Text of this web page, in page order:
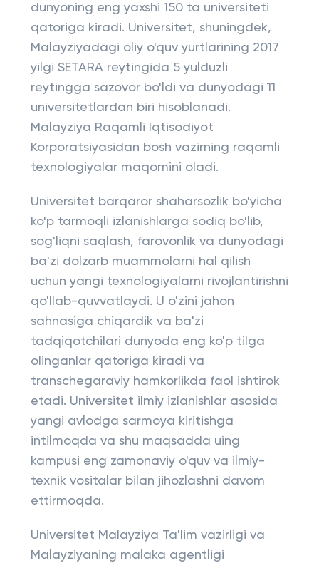
dunyoning eng yaxshi 150 ta universiteti
qatoriga kiradi. Universitet, shuningdek,
Malayziyadagi oliy o'quv yurtlarining 2017
yilgi SETARA reytingida 5 yulduzli
reytingga sazovor bo'ldi va dunyodagi 11
universitetlardan biri hisoblanadi.
Malayziya Raqamli Iqtisodiyot
Korporatsiyasidan bosh vazirning raqamli
texnologiyalar maqomini oladi.
Universitet barqaror shaharsozlik bo'yicha
ko'p tarmoqli izlanishlarga sodiq bo'lib,
sog'liqni saqlash, farovonlik va dunyodagi
ba'zi dolzarb muammolarni hal qilish
uchun yangi texnologiyalarni rivojlantirishni
qo'llab-quvvatlaydi. U o'zini jahon
sahnasiga chiqardik va ba'zi
tadqiqotchilari dunyoda eng ko'p tilga
olinganlar qatoriga kiradi va
transchegaraviy hamkorlikda faol ishtirok
etadi. Universitet ilmiy izlanishlar asosida
yangi avlodga sarmoya kiritishga
intilmoqda va shu maqsadda uing
kampusi eng zamonaviy o'quv va ilmiy-
texnik vositalar bilan jihozlashni davom
ettirmoqda.
Universitet Malayziya Ta'lim vazirligi va
Malayziyaning malaka agentligi